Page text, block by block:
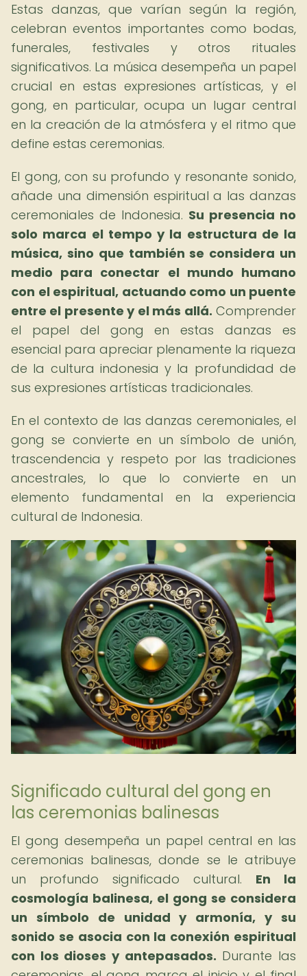
Estas danzas, que varían según la región,
celebran eventos importantes como bodas,
funerales, festivales y otros rituales
significativos. La música desempeña un papel
crucial en estas expresiones artísticas, y el
gong, en particular, ocupa un lugar central
en la creación de la atmósfera y el ritmo que
define estas ceremonias.
El gong, con su profundo y resonante sonido,
añade una dimensión espiritual a las danzas
ceremoniales de Indonesia. Su presencia no
solo marca el tempo y la estructura de la
música, sino que también se considera un
medio para conectar el mundo humano
con el espiritual, actuando como un puente
entre el presente y el más allá. Comprender
el papel del gong en estas danzas es
esencial para apreciar plenamente la riqueza
de la cultura indonesia y la profundidad de
sus expresiones artísticas tradicionales.
En el contexto de las danzas ceremoniales, el
gong se convierte en un símbolo de unión,
trascendencia y respeto por las tradiciones
ancestrales, lo que lo convierte en un
elemento fundamental en la experiencia
cultural de Indonesia.
Significado cultural del gong en
las ceremonias balinesas
El gong desempeña un papel central en las
ceremonias balinesas, donde se le atribuye
un profundo significado cultural. En la
cosmología balinesa, el gong se considera
un símbolo de unidad y armonía, y su
sonido se asocia con la conexión espiritual
con los dioses y antepasados. Durante las